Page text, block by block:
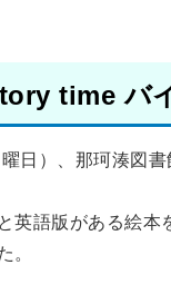
time バ
日）、那珂湊図
英語版がある絵
。